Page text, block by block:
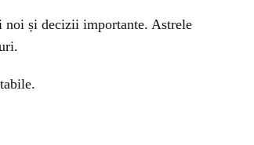
noi și decizii importante. Astrele